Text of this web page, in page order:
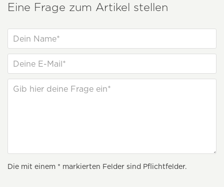
Eine Frage zum Artikel stellen
Die mit einem * markierten Felder sind Pflichtfelder.